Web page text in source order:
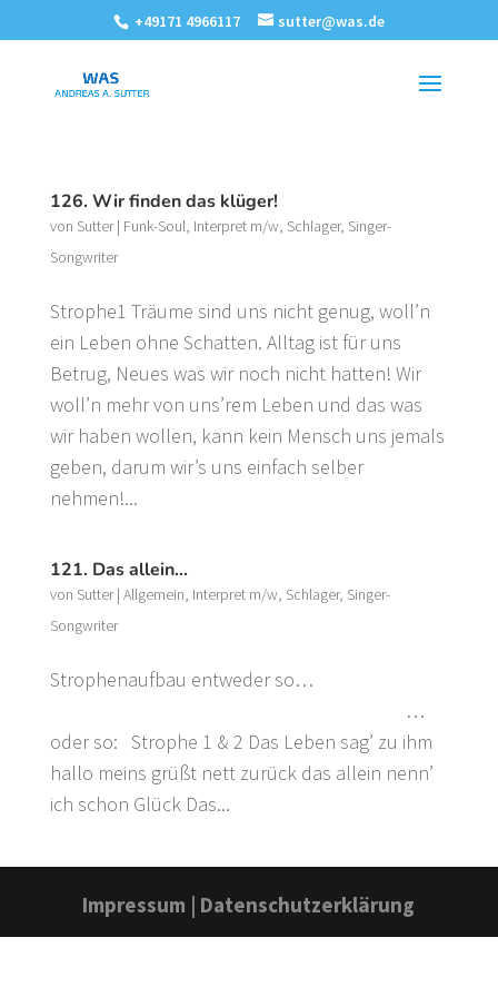
+49171 4966117 sutter@was.de
126. Wir finden das klüger!
von Sutter| Funk-Soul, Interpret m/w, Schlager, Singer-
Songwriter
Strophe1 Träume sind uns nicht genug, woll’n
ein Leben ohne Schatten. Alltag ist für uns
Betrug, Neues was wir noch nicht hatten! Wir
woll’n mehr von uns’rem Leben und das was
wir haben wollen, kann kein Mensch uns jemals
geben, darum wir’s uns einfach selber
nehmen!...
121. Das allein…
von Sutter| Allgemein, Interpret m/w, Schlager, Singer-
Songwriter
Strophenaufbau entweder so…
…
oder so: Strophe 1 & 2 Das Leben sag’ zu ihm
hallo meins grüßt nett zurück das allein nenn’
ich schon Glück Das...
Impressum | Datenschutzerklärung